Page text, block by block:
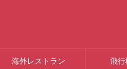
海外レストラン 飛行